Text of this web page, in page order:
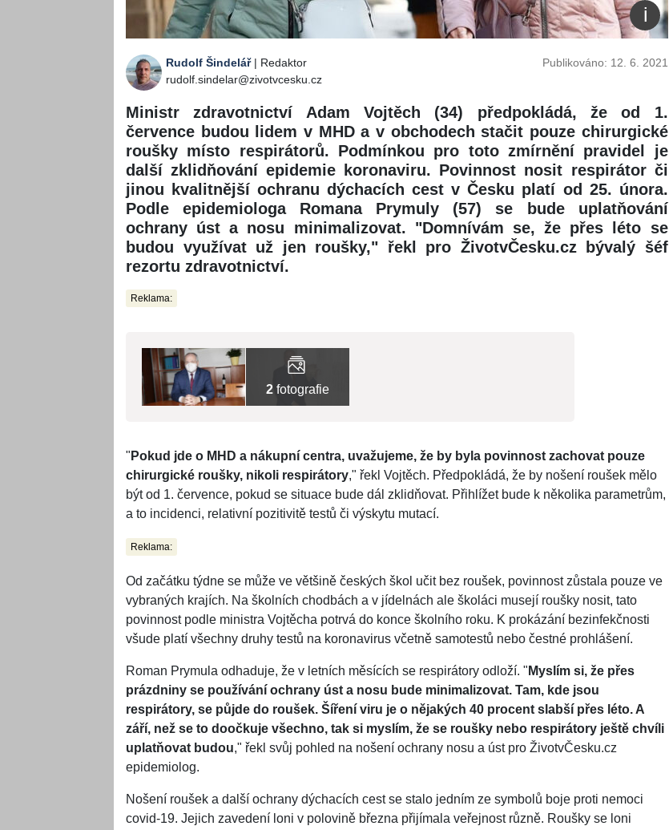
Rudolf Šindelář| Redaktor
rudolf.sindelar@zivotvcesku.cz
Publikováno: 12. 6. 2021
Ministr zdravotnictví Adam Vojtěch (34) předpokládá, že od 1.
července budou lidem v MHD a v obchodech stačit pouze chirurgické
roušky místo respirátorů. Podmínkou pro toto zmírnění pravidel je
další zklidňování epidemie koronaviru. Povinnost nosit respirátor či
jinou kvalitnější ochranu dýchacích cest v Česku platí od 25. února.
Podle epidemiologa Romana Prymuly (57) se bude uplatňování
ochrany úst a nosu minimalizovat. "Domnívám se, že přes léto se
budou využívat už jen roušky," řekl pro ŽivotvČesku.cz bývalý šéf
rezortu zdravotnictví.
Reklama:
2 fotografie
" Pokud jde o MHD a nákupní centra, uvažujeme, že by byla povinnost zachovat pouze
chirurgické roušky, nikoli respirátory," řekl Vojtěch. Předpokládá, že by nošení roušek mělo
být od 1. července, pokud se situace bude dál zklidňovat. Přihlížet bude k několika parametrům,
a to incidenci, relativní pozitivitě testů či výskytu mutací.
Reklama:
Od začátku týdne se může ve většině českých škol učit bez roušek, povinnost zůstala pouze ve
vybraných krajích. Na školních chodbách a v jídelnách ale školáci musejí roušky nosit, tato
povinnost podle ministra Vojtěcha potrvá do konce školního roku. K prokázání bezinfekčnosti
všude platí všechny druhy testů na koronavirus včetně samotestů nebo čestné prohlášení.
Roman Prymula odhaduje, že v letních měsících se respirátory odloží. " Myslím si, že přes
prázdniny se používání ochrany úst a nosu bude minimalizovat. Tam, kde jsou
respirátory, se půjde do roušek. Šíření viru je o nějakých 40 procent slabší přes léto. A
září, než se to doočkuje všechno, tak si myslím, že se roušky nebo respirátory ještě chvíli
uplatňovat budou," řekl svůj pohled na nošení ochrany nosu a úst pro ŽivotvČesku.cz
epidemiolog.
Nošení roušek a další ochrany dýchacích cest se stalo jedním ze symbolů boje proti nemoci
covid-19. Jejich zavedení loni v polovině března přijímala veřejnost různě. Roušky se loni